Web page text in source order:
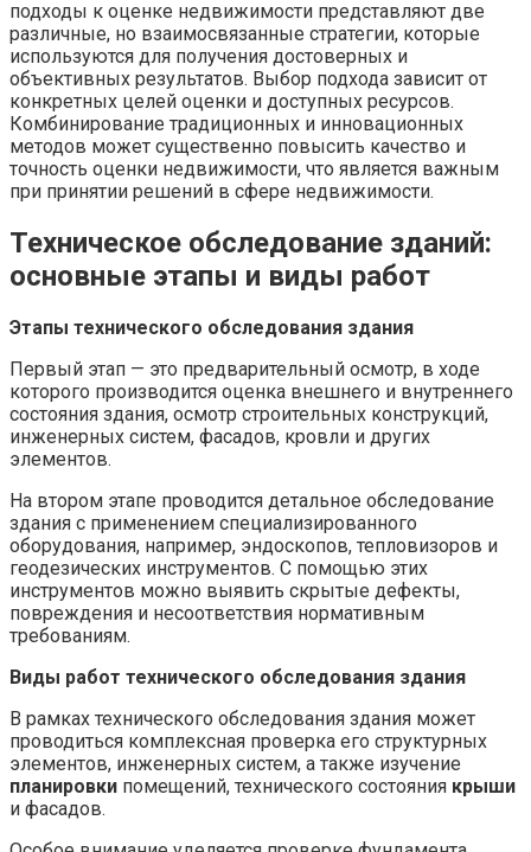
подходы к оценке недвижимости представляют две
различные, но взаимосвязанные стратегии, которые
используются для получения достоверных и
объективных результатов. Выбор подхода зависит от
конкретных целей оценки и доступных ресурсов.
Комбинирование традиционных и инновационных
методов может существенно повысить качество и
точность оценки недвижимости, что является важным
при принятии решений в сфере недвижимости.
Техническое обследование зданий:
основные этапы и виды работ
Этапы технического обследования здания
Первый этап — это предварительный осмотр, в ходе
которого производится оценка внешнего и внутреннего
состояния здания, осмотр строительных конструкций,
инженерных систем, фасадов, кровли и других
элементов.
На втором этапе проводится детальное обследование
здания с применением специализированного
оборудования, например, эндоскопов, тепловизоров и
геодезических инструментов. С помощью этих
инструментов можно выявить скрытые дефекты,
повреждения и несоответствия нормативным
требованиям.
Виды работ технического обследования здания
В рамках технического обследования здания может
проводиться комплексная проверка его структурных
элементов, инженерных систем, а также изучение
планировки помещений, технического состояния крыши
и фасадов.